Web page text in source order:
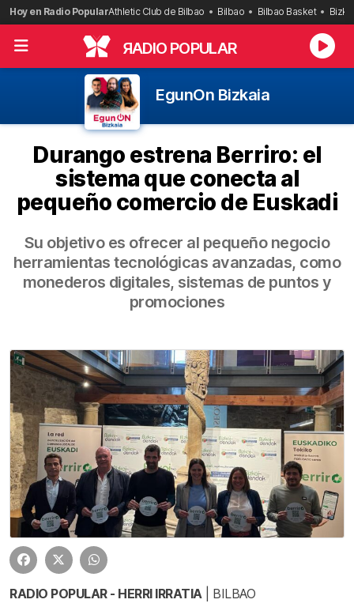
Saltar
al
contenido
Hoy en Radio PopularAthletic Club de Bilbao Bilbao Bilbao Basket
RADIO POPULAR
EgunOn Bizkaia
Durango estrena Berriro: el
sistema que conecta al
pequeño comercio de Euskadi
Su objetivo es ofrecer al pequeño negocio
herramientas tecnológicas avanzadas, como
monederos digitales, sistemas de puntos y
promociones
RADIO POPULAR - HERRI IRRATIA| BILBAO